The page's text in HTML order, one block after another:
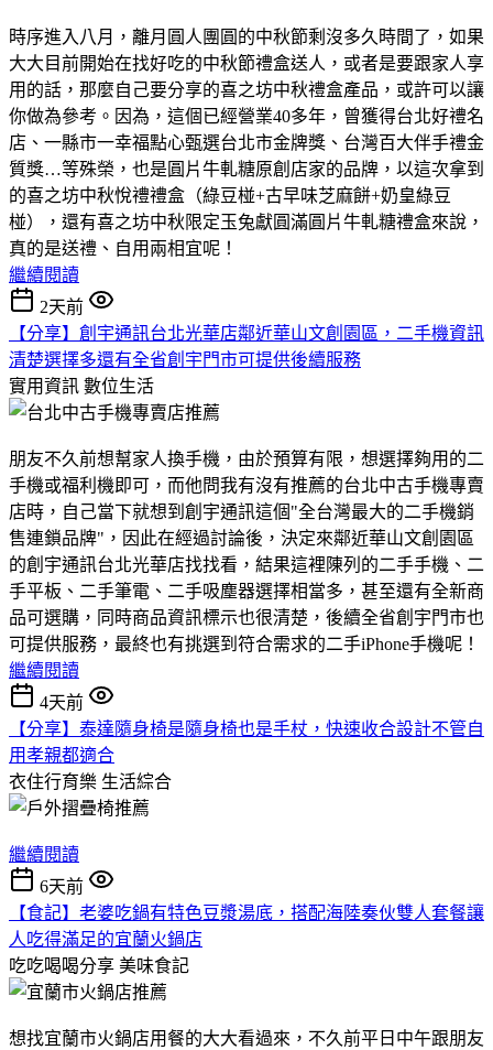
時序進入八月，離月圓人團圓的中秋節剩沒多久時間了，如果
大大目前開始在找好吃的中秋節禮盒送人，或者是要跟家人享
用的話，那麼自己要分享的喜之坊中秋禮盒產品，或許可以讓
你做為參考。因為，這個已經營業40多年，曾獲得台北好禮名
店、一縣市一幸福點心甄選台北市金牌獎、台灣百大伴手禮金
質獎…等殊榮，也是圓片牛軋糖原創店家的品牌，以這次拿到
的喜之坊中秋悅禮禮盒（綠豆椪+古早味芝麻餅+奶皇綠豆
椪），還有喜之坊中秋限定玉兔獻圓滿圓片牛軋糖禮盒來說，
真的是送禮、自用兩相宜呢！
繼續閱讀
2天前
【分享】創宇通訊台北光華店鄰近華山文創園區，二手機資訊
清楚選擇多還有全省創宇門市可提供後續服務
實用資訊 數位生活
朋友不久前想幫家人換手機，由於預算有限，想選擇夠用的二
手機或福利機即可，而他問我有沒有推薦的台北中古手機專賣
店時，自己當下就想到創宇通訊這個"全台灣最大的二手機銷
售連鎖品牌"，因此在經過討論後，決定來鄰近華山文創園區
的創宇通訊台北光華店找找看，結果這裡陳列的二手手機、二
手平板、二手筆電、二手吸塵器選擇相當多，甚至還有全新商
品可選購，同時商品資訊標示也很清楚，後續全省創宇門市也
可提供服務，最終也有挑選到符合需求的二手iPhone手機呢！
繼續閱讀
4天前
【分享】泰達隨身椅是隨身椅也是手杖，快速收合設計不管自
用孝親都適合
衣住行育樂 生活綜合
繼續閱讀
6天前
【食記】老婆吃鍋有特色豆漿湯底，搭配海陸奏伙雙人套餐讓
人吃得滿足的宜蘭火鍋店
吃吃喝喝分享 美味食記
想找宜蘭市火鍋店用餐的大大看過來，不久前平日中午跟朋友